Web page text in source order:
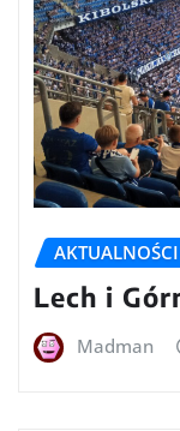
AKTUALNOŚCI
Lech i
Madman